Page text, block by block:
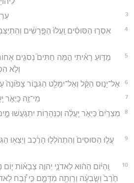
3
4
אִסְר֣וּ הַסּוּסִ֗ים וַֽעֲלוּ֙ הַפָּ֣רָשִׁ֔ים
5
מַדּ֣וּעַ רָאִ֗יתִי הֵ֣מָּה חַתִּים֮ נְסֹגִ֣ים אָחוֹר֒
וְלֹ֣א
6 אַל־יָנ֣וּס הַקַּ֔ל וְאַל־יִמָּלֵ֖ט הַגִּבּ֑וֹר צָפ֙וֹנָה֙
7 מִי־זֶ֖ה כַּיְאֹ֣ר
8
מִצְרַ֙יִם֙ כַּיְאֹ֣ר יַֽעֲלֶ֔ה וְכַנְּהָר֖וֹת יִתְגֹּ֣עֲשׁוּ
9
עֲל֤וּ הַסּוּסִים֙ וְהִתְהֹלְל֣וּ הָרֶ֔כֶב וְיֵצְא֖וּ
10
וְֽהַיּ֨וֹם הַה֜וּא לַאדֹנָ֧י יְהוִ֣ה צְבָא֗וֹת
חֶ֙רֶב֙ וְשָׂ֣בְעָ֔ה וְרָוְתָ֖ה מִדָּמָ֑ם כִּ֣י זֶ֠בַח